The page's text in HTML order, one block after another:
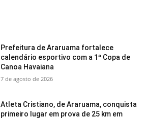
Prefeitura de Araruama fortalece
calendário esportivo com a 1ª Copa de
Canoa Havaiana
7 de agosto de 2026
Atleta Cristiano, de Araruama, conquista
primeiro lugar em prova de 25 km em